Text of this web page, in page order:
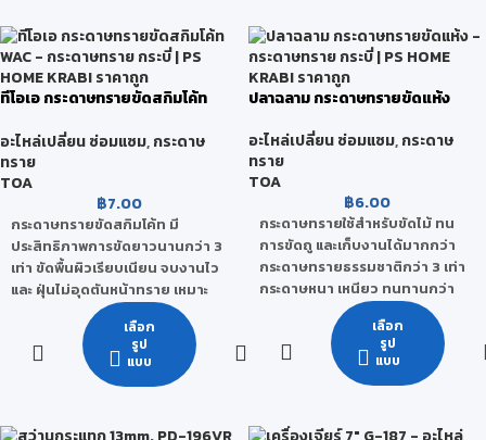
มีการแห้งตัวที่เหมาะสม ตลอดจน
การไหลตัวที่ดี ช่วยให้ทำงานง่าย
ขึ้น
สามารถจัดแต่งลวดลายไม้ปาร์เก้
มีสารป้องกันเชื้อรา ไม่เป็น
อันตรายต่อสิ่งมีชีวิตและสิ่ง
แวดล้อม
ไม่เป็นแหล่งเพาะเชื้อโรคเมื่อใช้งาน
ทีโอเอ กระดาษทรายขัดสกิมโค้ท
อะไหล่เปลี่ยน ซ่อมแซม,กระดาษ
ทราย
TOA
฿7.00
กระดาษทรายขัดสกิมโค้ท มี
ประสิทธิภาพการขัดยาวนานกว่า 3
เท่า ขัดพื้นผิวเรียบเนียน จบงานไว
และ ฝุ่นไม่อุดตันหน้าทราย เหมาะ
กับงานขัดสกิมโค้ทและวัสดุอุดโป๊ว
เลือก
รูป
แบบ
ปลาฉลาม กระดาษทรายขัดแห้ง
อะไหล่เปลี่ยน ซ่อมแซม,กระดาษ
ทราย
TOA
฿6.00
กระดาษทรายใช้สำหรับขัดไม้ ทน
การขัดถู และเก็บงานได้มากกว่า
กระดาษทรายธรรมชาติกว่า 3 เท่า
กระดาษหนา เหนียว ทนทานกว่า
กระดาษธรรมดาทั่วไปถึง 7 เท่า
ผลิตจากเม็ดทรายสังเคราะห์ อลูมิ
เนียมออกไซด์ สามารถใช้กับเครื่อง
ขัดได้ ควรใช้กับงานขัดแห้งเท่านั้น
และงานเฟอร์นิเจอร์ทั่วไป
เลือก
รูป
แบบ